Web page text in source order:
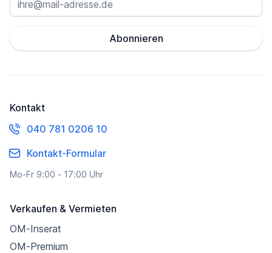
Abonnieren
Kontakt
040 781 0206 10
Kontakt-Formular
Mo-Fr 9:00 - 17:00 Uhr
Verkaufen & Vermieten
OM-Inserat
OM-Premium